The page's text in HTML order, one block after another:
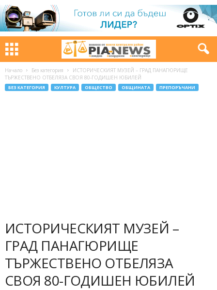
Начало Без категория
ИСТОРИЧЕСКИЯТ МУЗЕЙ – ГРАД ПАНАГЮРИЩЕ
ТЪРЖЕСТВЕНО ОТБЕЛЯЗА СВОЯ 80-ГОДИШЕН ЮБИЛЕЙ
БЕЗ КАТЕГОРИЯ КУЛТУРА ОБЩЕСТВО ОБЩИНАТА ПРЕПОРЪЧАНИ
ИСТОРИЧЕСКИЯТ МУЗЕЙ –
ГРАД ПАНАГЮРИЩЕ
ТЪРЖЕСТВЕНО ОТБЕЛЯЗА
СВОЯ 80-ГОДИШЕН ЮБИЛЕЙ